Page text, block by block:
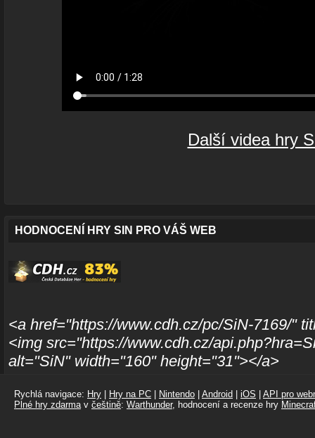
Další videa hry
HODNOCENÍ HRY SIN PRO VÁŠ WEB
<a href="https://www.cdh.cz/pc/SiN-7169/"
<img src="https://www.cdh.cz/
alt="SiN" width="160" height="31"></a>
Rychlá navigace: Hry Hry na PC Nintendo Android iOS
API pro
Plné hry zdarmav češtině: Warthunder, hodnocení a recenze hry